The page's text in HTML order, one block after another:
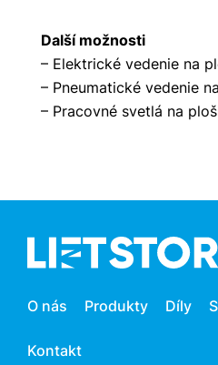
Další možnosti
– Elektrické vedenie na
– Pneumatické vedenie
– Pracovné svetlá na
O nás Produkty Díly
Kontakt